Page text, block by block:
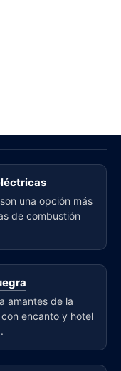
una opción más
de combustión
amantes de la
encanto y hotel